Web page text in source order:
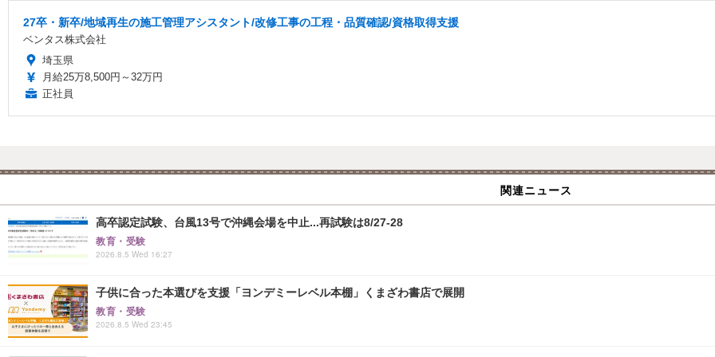
27卒・新卒/地域再生の施工管理アシスタント/改修工事の工程・品質確認/資格取得支援
ベンタス株式会社
埼玉県
月給25万8,500円～32万円
正社員
関連ニュース
高卒認定試験、台風13号で沖縄会場を中止...再試験は8/27-28
教育・受験
2026.8.5 Wed 16:27
子供に合った本選びを支援「ヨンデミーレベル本棚」くまざわ書店で展開
教育・受験
2026.8.5 Wed 23:45